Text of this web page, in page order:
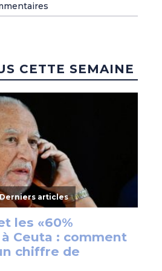
CETTE SEMAINE